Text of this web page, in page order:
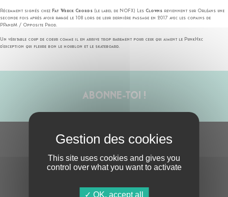
Récemment signés chez Fat Wreck Chords (le label de NOFX) Les Clowns reviennent sur Orléans une
seconde fois après avoir ravagé le 108 lors de leur dernière passage en 2017 avec les copains de
PPandM / Opposite Prod.
Un véritable coup de coeur comme il en arrive trop rarement pour ceux qui aiment le PunkHxc
d’exception qui fleure bon le houblon et le skateboard.
ABONNE-TOI !
S'ABONNER À LA NEWSLETTER
This site uses cookies and gives you
control over what you want to activate
OK, accept all